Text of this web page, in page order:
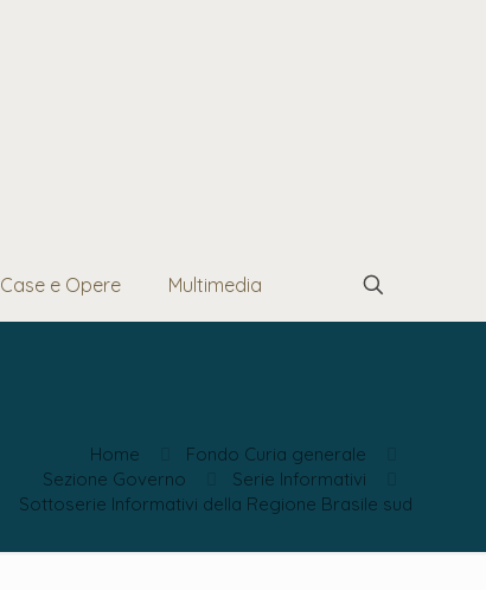
Case e Opere Multimedia
Home
Fondo Curia generale
Sezione Governo
Serie Informativi
Sottoserie Informativi della Regione Brasile sud